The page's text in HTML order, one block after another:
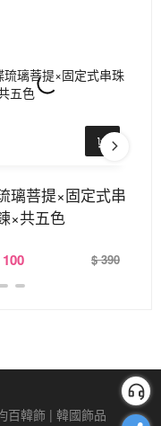
璃菩提×固定式串
×共五色
$ 390
百韓飾 | 韓國飾品